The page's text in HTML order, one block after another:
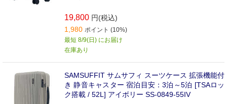
19,800 円(税込)
1,980 ポイント (10%)
最短 8/9(日) にお届け
在庫あり
SAMSUFFIT サムサフィ スーツケース 拡張機能付
き 静音キャスター 宿泊目安：3泊～5泊 [TSAロッ
ク搭載 / 52L] アイボリー SS-0849-55IV